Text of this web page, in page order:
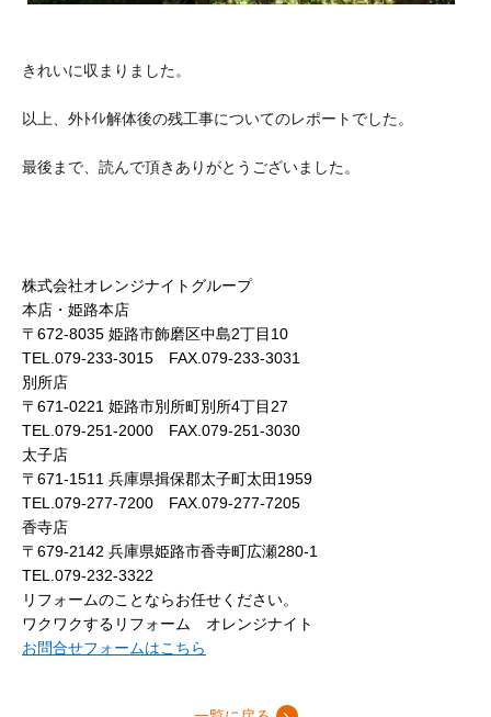
きれいに収まりました。
以上、外ﾄｲﾚ解体後の残工事についてのレポートでした。
最後まで、読んで頂きありがとうございました。
株式会社オレンジナイトグループ
本店・姫路本店
〒672-8035 姫路市飾磨区中島2丁目10
TEL.079-233-3015 FAX.079-233-3031
別所店
〒671-0221 姫路市別所町別所4丁目27
TEL.079-251-2000 FAX.079-251-3030
太子店
〒671-1511 兵庫県揖保郡太子町太田1959
TEL.079-277-7200 FAX.079-277-7205
香寺店
〒679-2142 兵庫県姫路市香寺町広瀬280-1
TEL.079-232-3322
リフォームのことならお任せください。
ワクワクするリフォーム オレンジナイト
お問合せフォームはこちら